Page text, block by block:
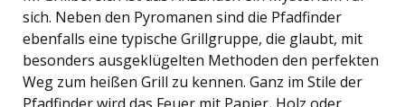
sich. Neben den Pyromanen sind die Pfadfinder
ebenfalls eine typische Grillgruppe, die glaubt, mit
besonders ausgeklügelten Methoden den perfekten
Weg zum heißen Grill zu kennen. Ganz im Stile der
Pfadfinder wird das Feuer mit Papier, Holz oder